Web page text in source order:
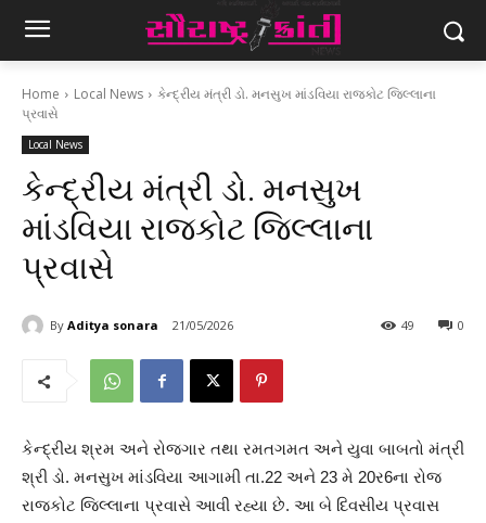
Home Local News
કેન્દ્રીય મંત્રી ડો. મનસુખ માંડવિયા રાજકોટ જિલ્લાના
પ્રવાસે
Local News
કેન્દ્રીય મંત્રી ડો. મનસુખ
માંડવિયા રાજકોટ જિલ્લાના
પ્રવાસે
By Aditya sonara 21/05/2026 0
49
કેન્દ્રીય શ્રમ અને રોજગાર તથા રમતગમત અને યુવા બાબતો મંત્રી
શ્રી ડો. મનસુખ માંડવિયા આગામી તા.22 અને 23 મે 20ર6ના રોજ
રાજકોટ જિલ્લાના પ્રવાસે આવી રહ્યા છે. આ બે દિવસીય પ્રવાસ